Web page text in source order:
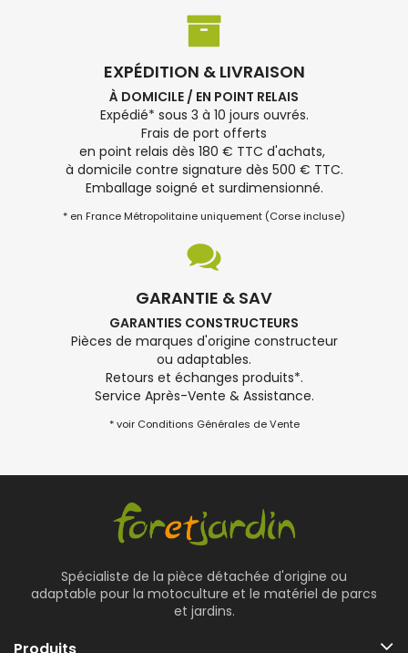
EXPÉDITION & LIVRAISON
À DOMICILE / EN POINT RELAIS
Expédié* sous 3 à 10 jours ouvrés.
Frais de port offerts
en point relais dès 180 € TTC d'achats,
à domicile contre signature dès 500 € TTC.
Emballage soigné et surdimensionné.
* en France Métropolitaine uniquement (Corse incluse)
GARANTIE & SAV
GARANTIES CONSTRUCTEURS
Pièces de marques d'origine constructeur
ou adaptables.
Retours et échanges produits*.
Service Après-Vente & Assistance.
* voir Conditions Générales de Vente
Spécialiste de la pièce détachée d'origine ou
adaptable pour la motoculture et le matériel de parcs
et jardins.